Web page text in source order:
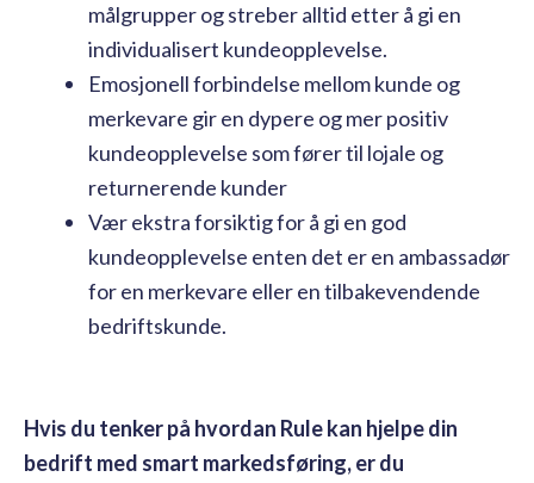
målgrupper og streber alltid etter å gi en
individualisert kundeopplevelse.
Emosjonell forbindelse mellom kunde og
merkevare gir en dypere og mer positiv
kundeopplevelse som fører til lojale og
returnerende kunder
Vær ekstra forsiktig for å gi en god
kundeopplevelse enten det er en ambassadør
for en merkevare eller en tilbakevendende
bedriftskunde.
Hvis du tenker på hvordan Rule kan hjelpe din
bedrift med smart markedsføring, er du